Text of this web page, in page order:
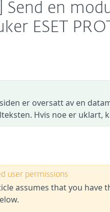
Send en
ESET
er oversatt av en
Hvis noe er uklart,
user permissions
assumes that you have